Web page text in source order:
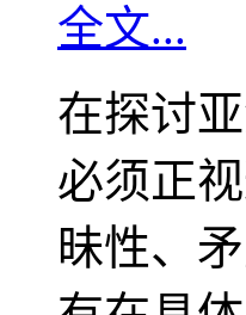
全文...
在探讨
必须正
昧性、